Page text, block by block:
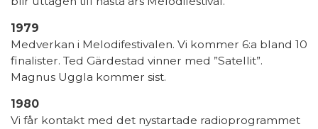
1979
Medverkan i Melodifestivalen. Vi kommer 6:a bland 10
finalister. Ted Gärdestad vinner med ”Satellit”.
Magnus Uggla kommer sist.
1980
Vi får kontakt med det nystartade radioprogrammet